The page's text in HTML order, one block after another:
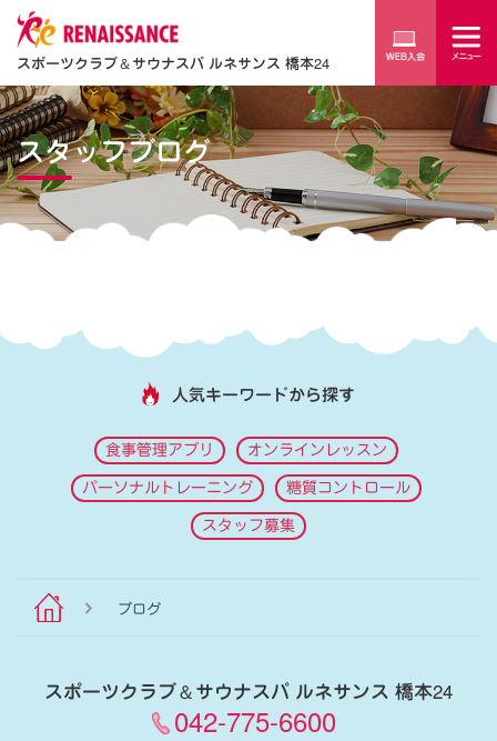
スポーツクラブ＆サウナスパ ルネサンス 橋本24
スタッフブログ
人気キーワードから探す
食事管理アプリ オンラインレッスン
パーソナルトレーニング 糖質コントロール
スタッフ募集
ブログ
スポーツクラブ＆サウナスパ ルネサンス 橋本24
042-775-6600